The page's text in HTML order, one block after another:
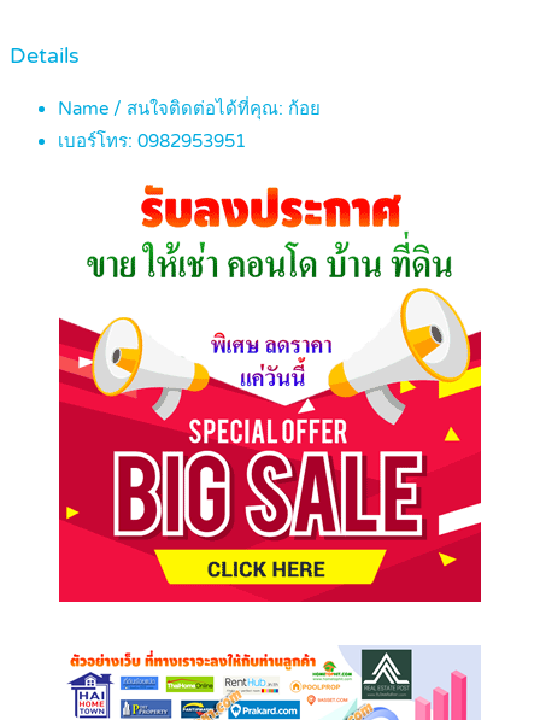
Details
Name / สนใจติดต่อได้ที่คุณ: ก้อย
เบอร์โทร: 0982953951